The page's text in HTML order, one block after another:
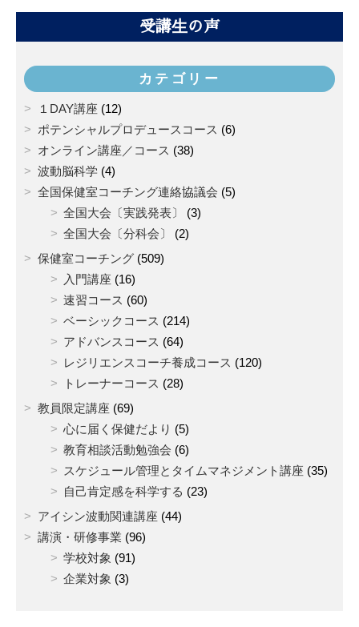
受講生の声
カテゴリー
１DAY講座 (12)
ポテンシャルプロデュースコース (6)
オンライン講座／コース (38)
波動脳科学 (4)
全国保健室コーチング連絡協議会 (5)
全国大会〔実践発表〕
(3)
全国大会〔分科会〕
(2)
保健室コーチング(509)
入門講座 (16)
速習コース (60)
ベーシックコース (214)
アドバンスコース (64)
レジリエンスコーチ養成コース (120)
トレーナーコース (28)
教員限定講座 (69)
心に届く保健だより (5)
教育相談活動勉強会 (6)
スケジュール管理とタイムマネジメント講座 (35)
自己肯定感を科学する (23)
アイシン波動関連講座 (44)
講演・研修事業 (96)
学校対象 (91)
企業対象 (3)